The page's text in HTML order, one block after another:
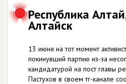
Республика
Алтайск
13 июня на тот момент
покинувший партию из-за
кандидатурой на пост главы
Пастухов в своем тг-канале